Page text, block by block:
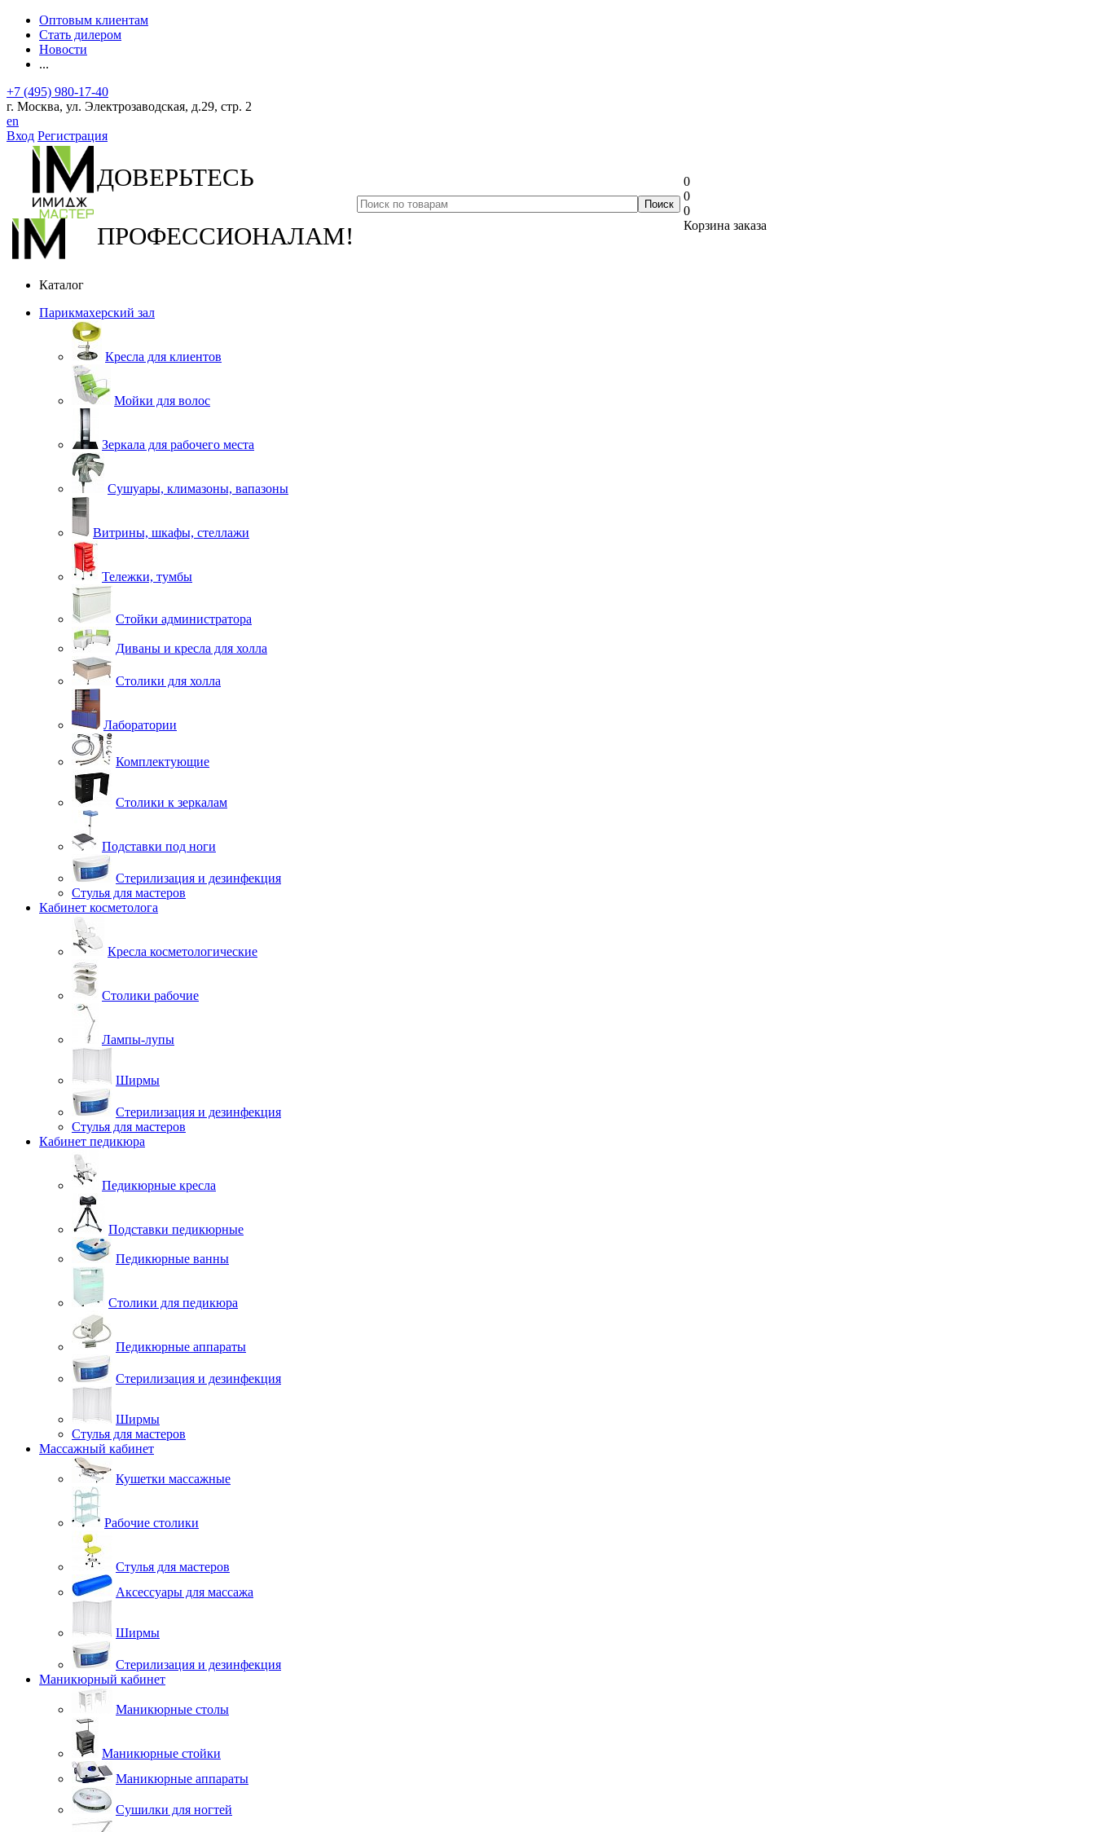
Оптовым клиентам
Стать дилером
Новости
...
+7 (495) 980-17-40
г. Москва, ул. Электрозаводская, д.29, стр. 2
en
Вход Регистрация
ДОВЕРЬТЕСЬ
ПРОФЕССИОНАЛАМ!
0
0
0
Корзина заказа
Каталог
Парикмахерский зал
Кресла для клиентов
Мойки для волос
Зеркала для рабочего места
Сушуары, климазоны, вапазоны
Витрины, шкафы, стеллажи
Тележки, тумбы
Стойки администратора
Диваны и кресла для холла
Столики для холла
Лаборатории
Комплектующие
Столики к зеркалам
Подставки под ноги
Стерилизация и дезинфекция
Стулья для мастеров
Кабинет косметолога
Кресла косметологические
Столики рабочие
Лампы-лупы
Ширмы
Стерилизация и дезинфекция
Стулья для мастеров
Кабинет педикюра
Педикюрные кресла
Подставки педикюрные
Педикюрные ванны
Столики для педикюра
Педикюрные аппараты
Стерилизация и дезинфекция
Ширмы
Стулья для мастеров
Массажный кабинет
Кушетки массажные
Рабочие столики
Стулья для мастеров
Аксессуары для массажа
Ширмы
Стерилизация и дезинфекция
Маникюрный кабинет
Маникюрные столы
Маникюрные стойки
Маникюрные аппараты
Сушилки для ногтей